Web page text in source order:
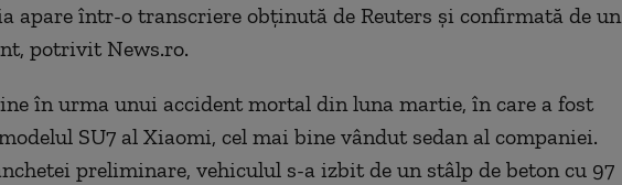
apare într-o transcriere obţinută de Reuters şi confirmată de un
potrivit News.ro.
în urma unui accident mortal din luna martie, în care a fost
SU7 al Xiaomi, cel mai bine vândut sedan al companiei.
preliminare, vehiculul s-a izbit de un stâlp de beton cu 97